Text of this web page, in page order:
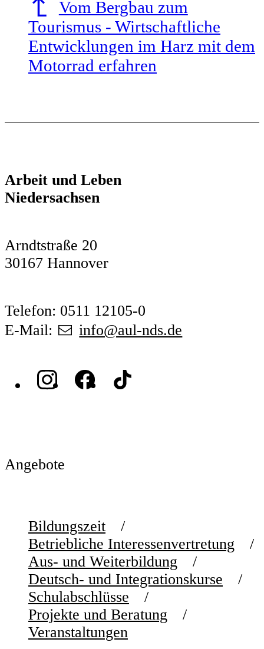
Vom Bergbau zum
Tourismus - Wirtschaftliche
Entwicklungen im Harz mit dem
Motorrad erfahren
Arbeit und Leben
Niedersachsen
Arndtstraße 20
30167 Hannover
Telefon: 0511 12105-0
E-Mail:
info@aul-nds.de
Angebote
Bildungszeit
Betriebliche Interessenvertretung
Aus- und Weiterbildung
Deutsch- und Integrationskurse
Schulabschlüsse
Projekte und Beratung
Veranstaltungen